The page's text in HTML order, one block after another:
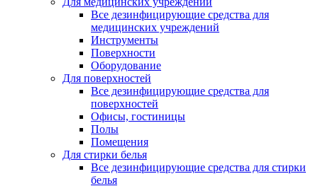
Все дезинфицирующие средства для
медицинских учреждений
Инструменты
Поверхности
Оборудование
Для поверхностей
Все дезинфицирующие средства для
поверхностей
Офисы, гостиницы
Полы
Помещения
Для стирки белья
Все дезинфицирующие средства для стирки
белья